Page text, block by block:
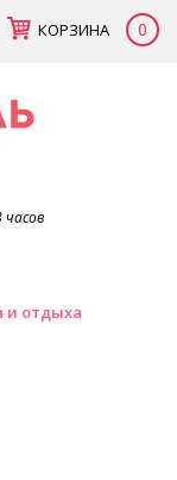
КОРЗИНА 0
и отдыха